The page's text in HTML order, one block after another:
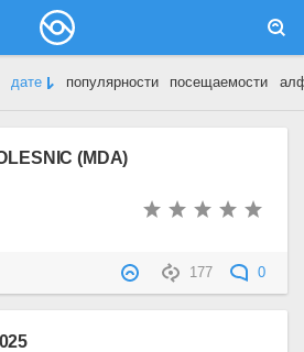
дате популярности посещаемости
(MDA)
177 0